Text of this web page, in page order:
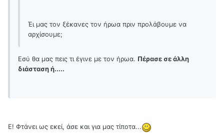
Έι μας τον ξέκανες τον ήρωα πριν προλάβουμε να
αρχίσουμε;
Εσύ θα μας πεις τι έγινε με τον ήρωα. Πέρασε σε άλλη
διάσταση ή.....
Ε! Φτάνει ως εκεί, άσε και για μας τίποτα...